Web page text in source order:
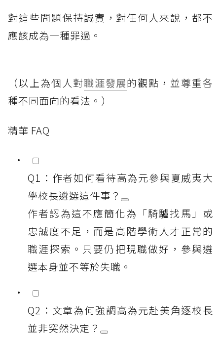
對這些問題保持誠實，對任何人來說，都不
應該成為一種罪過。
（以上為個人對職涯發展的觀點，並尊重各
種不同面向的看法。）
精華 FAQ
Q1：作者如何看待高為元參與夏威夷大
學校長遴選這件事？
作者認為這不應簡化為「騎驢找馬」或
忠誠度不足，而是高階學術人才正常的
職涯探索。只要仍把現職做好，參與遴
選本身並不等於失職。
Q2：文章為何強調高為元赴美角逐校長
並非突然決定？